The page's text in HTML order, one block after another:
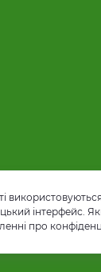
інтерфейс.
про